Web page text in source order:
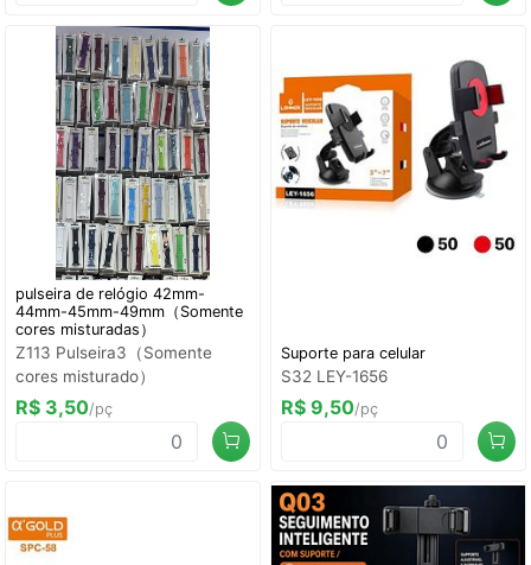
pulseira de relógio 42mm-
44mm-45mm-49mm（Somente
cores misturadas）
Z113 Pulseira3（Somente
cores misturado）
R$ 3,50/pç
Suporte para celular
S32 LEY-1656
R$ 9,50/pç